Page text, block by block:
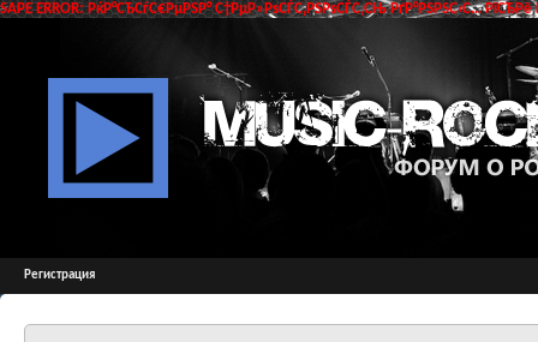
SAPE ERROR: РќР°СЂСѓС€РµРЅР° С†РµР»РѕСЃС‚РЅРѕСЃС‚СЊ РґР°РЅРЅС‹С…
Регистрация